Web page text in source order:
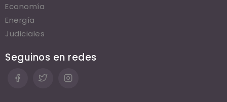
Economía
Energía
Judiciales
Seguinos en redes